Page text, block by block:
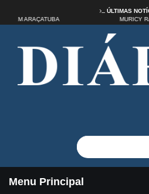
ÚLTIMAS
EM ARAÇATUBA
Menu Principal